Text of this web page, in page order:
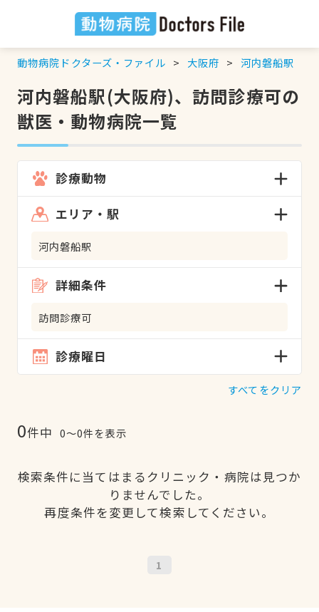
動物病院ドクターズ・ファイル 大阪府 河内磐船駅
河内磐船駅(大阪府)、訪問診療可の
獣医・動物病院一覧
診療動物
エリア・駅
河内磐船駅
詳細条件
訪問診療可
診療曜日
すべてをクリア
0件中 0〜0件を表示
検索条件に当てはまるクリニック・病院は見つか
りませんでした。
再度条件を変更して検索してください。
1